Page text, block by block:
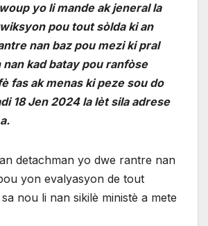
yo li mande ak jeneral la
pou tout sòlda ki an
nan baz pou mezi ki pral
nan kad batay pou ranfòse
fas ak menas ki peze sou do
18 Jen 2024 la lèt sila adrese
detachman yo dwe rantre nan
yon evalyasyon de tout
nou li nan sikilè ministè a mete